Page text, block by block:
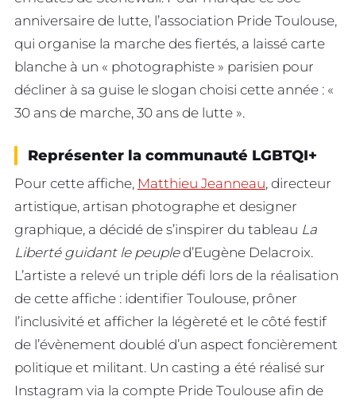
anniversaire de lutte, l’association Pride Toulouse,
qui organise la marche des fiertés, a laissé carte
blanche à un « photographiste » parisien pour
décliner à sa guise le slogan choisi cette année : «
30 ans de marche, 30 ans de lutte ».
Représenter la communauté LGBTQI+
Pour cette affiche, Matthieu Jeanneau, directeur
artistique, artisan photographe et designer
graphique, a décidé de s’inspirer du tableau La
Liberté guidant le peupled’Eugène Delacroix.
L’artiste a relevé un triple défi lors de la réalisation
de cette affiche : identifier Toulouse, prôner
l’inclusivité et afficher la légèreté et le côté festif
de l’évènement doublé d’un aspect foncièrement
politique et militant. Un casting a été réalisé sur
Instagram via la compte Pride Toulouse afin de